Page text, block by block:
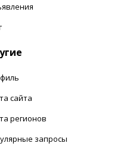
сайта
регионов
запросы